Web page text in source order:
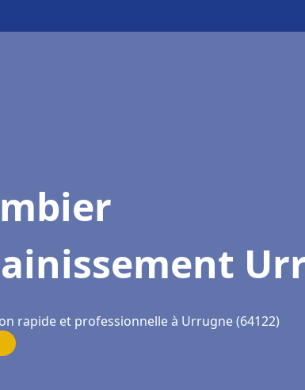
rapide et professionnelle à Urrugne (64122)